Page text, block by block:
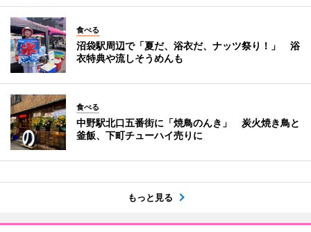
食べる
沼袋駅周辺で「夏だ、浴衣だ、ナッツ祭り！」 浴
衣特典や流しそうめんも
食べる
中野駅北口五番街に「焼鳥のんき」 炭火焼き鳥と
釜飯、下町チューハイ売りに
もっと見る